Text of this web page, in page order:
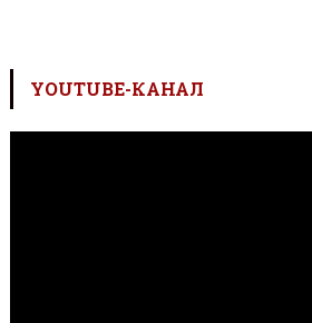
YOUTUBE-КАНАЛ